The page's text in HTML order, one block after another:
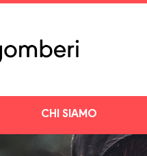
CHI SIAMO